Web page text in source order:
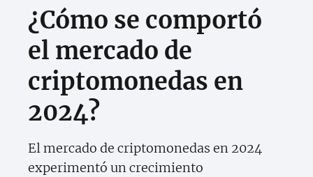
¿Cómo se comportó
el mercado de
criptomonedas en
2024?
El mercado de criptomonedas en 2024
experimentó un crecimiento